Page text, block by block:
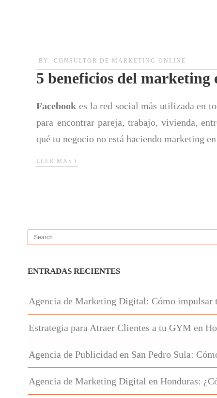
BY CONSULTOR DE MARKETING ONLINE
5 beneficios del marketing
Facebook es la red social más utilizada en
para encontrar pareja, trabajo, vivienda,
qué tu negocio no está haciendo marketing
LEER MAS ›
ENTRADAS RECIENTES
Agencia de Marketing Digital: Cómo impulsar
Estrategia para Atraer Clientes a tu GYM en
Agencia de Publicidad en San Pedro Sula:
Agencia de Marketing Digital en Honduras: